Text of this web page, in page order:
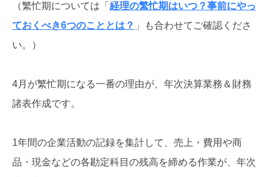
（繁忙期については「 経理の繁忙期はいつ？事前にやっ
ておくべき6つのこととは？ 」も合わせてご確認くださ
い。）
4月が繁忙期になる一番の理由が、年次決算業務＆財務
諸表作成です。
1年間の企業活動の記録を集計して、売上・費用や商
品・現金などの各勘定科目の残高を締める作業が、年次